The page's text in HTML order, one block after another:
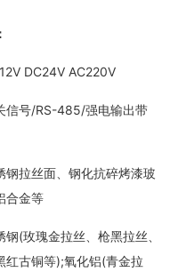
DC24V AC220V
号/RS-485/强电输出带
拉丝面、钢化抗碎烤漆玻
合金等
(玫瑰金拉丝、枪黑拉丝、
红古铜等);氧化铝(青金拉